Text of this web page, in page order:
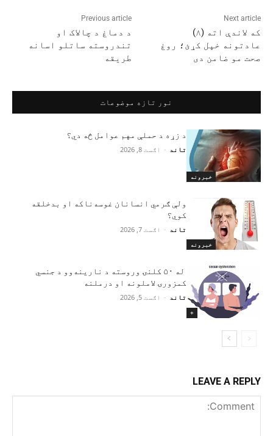
Previous article
د دماغ د چالاک او
تندروسته ساتلو اسانه
طریقه
Next article
که لاندې اته (۸)
عادتونه خپل کړئ؛ روغ
صحت مو ضامن دی
نور تازه موضوعات
خبرونه
د زړه د حملې مهم عوامل څه دي؟
تاند - اګست 8, 2026
خبرونه
ولې ګرمي انسانان غوسه‌ناکه او بدخلقه
کوي؟
تاند - اګست 7, 2026
+
له ۵۰ کلنۍ وروسته د نارینه‌وو د جنسي
کمزورۍ لاملونه او درملنه
تاند - اګست 5, 2026
LEAVE A REPLY